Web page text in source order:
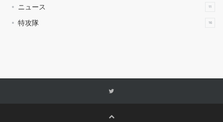
ニュース 11
特攻隊 16